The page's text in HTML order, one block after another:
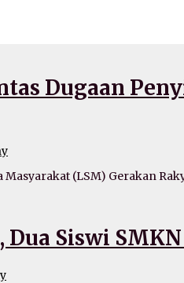
Dugaan
(LSM) Gerakan
Siswi